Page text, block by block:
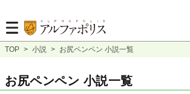
TOP > 小説 > お尻ペンペン 小説一覧
お尻ペンペン 小説一覧